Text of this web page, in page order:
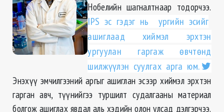
Нобелийн шагналтнаар тодорчээ.
IPS эс гэдэг нь ургийн эсийг
ашиглаад хиймэл эрхтэн
ургуулан гаргаж өвчтөнд
шилжүүлэн суулгах арга юм.
Энэхүү эмчилгээний аргыг ашиглан эсээр хиймэл эрхтэн
гарган авч, түүнийгээ туршилт судалгааны материал
болгож ашиглах явдал аль хэдийн олон улсад дэлгэрчээ.